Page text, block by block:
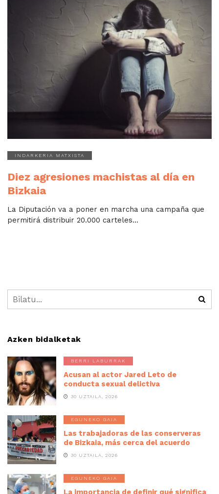
INDARKERIA MATXISTA
Diez agresiones machistas al día en
Bizkaia
La Diputación va a poner en marcha una campaña que
permitirá distribuir 20.000 carteles...
Azken bidalketak
BERRI LABURRAK
Acusan al actor Jared Leto de
conducta sexual delictiva
30 UZTAILA, 2026
EGUNEKO GAIA
Las trabajadoras de las conserveras
de Bizkaia, más cerca del acuerdo
30 UZTAILA, 2026
EGUNEKO GAIA
La importancia de definir qué significa